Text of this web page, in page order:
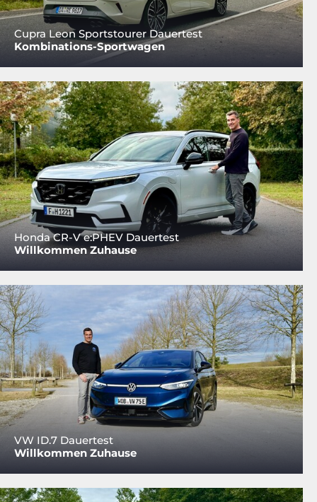
Cupra Leon Sportstourer Dauertest
Kombinations-Sportwagen
Honda CR-V e:PHEV Dauertest
Willkommen Zuhause
VW ID.7 Dauertest
Willkommen Zuhause